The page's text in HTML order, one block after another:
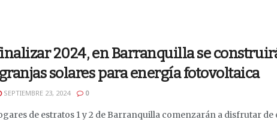
2024, en Barranquilla se
solares para energía fotovoltaica
SEPTIEMBRE 23, 2024 0
de estratos 1 y 2 de Barranquilla comenzarán a disfrutar